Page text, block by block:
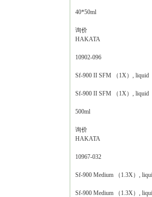
40*50ml
询价
HAKATA
10902-096
Sf-900 II SFM （1X）, liquid
Sf-900 II SFM （1X）, liquid
500ml
询价
HAKATA
10967-032
Sf-900 Medium （1.3X）,
Sf-900 Medium （1.3X）,